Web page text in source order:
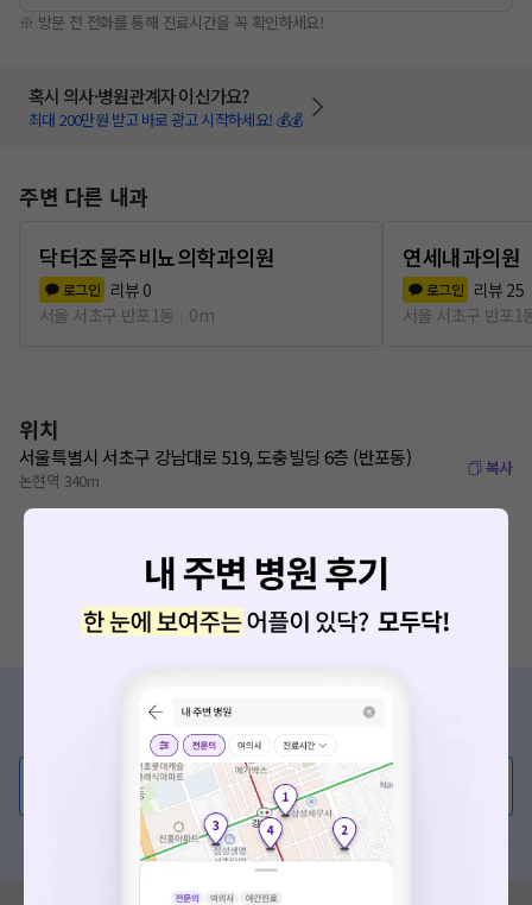
※ 방문 전 전화를 통해 진료시간을 꼭 확인하세요!
혹시 의사·병원관계자 이신가요?
최대 200만원 받고 바로 광고 시작하세요! 💰💰
주변 다른 내과
닥터조물주비뇨의학과의원
로그인 리뷰 0
서울 서초구 반포1동
0m
연세내과의원
로그인 리뷰 25
서울 서초구 반포1
위치
서울특별시 서초구 강남대로 519, 도충빌딩 6층 (반포동)
논현역 340m
복사
증상/치료, 궁금한 점이 있나요?
의사가 직접 답해드려요!
💬 무엇이든 물어보세요
혹은, 의료상담 서비스에 다양한 게시글 보러가기